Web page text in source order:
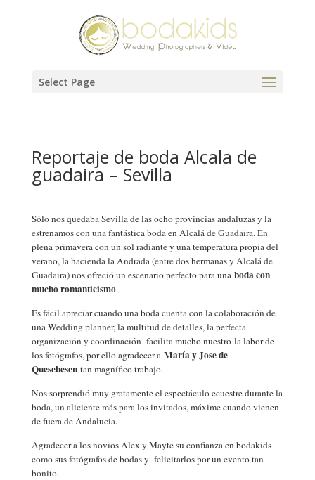
Select Page
Reportaje de boda Alcala de
guadaira – Sevilla
Sólo nos quedaba Sevilla de las ocho provincias andaluzas y la
estrenamos con una fantástica boda en Alcalá de Guadaira. En
plena primavera con un sol radiante y una temperatura propia del
verano, la hacienda la Andrada (entre dos hermanas y Alcalá de
Guadaira) nos ofreció un escenario perfecto para una boda con
mucho romanticismo.
Es fácil apreciar cuando una boda cuenta con la colaboración de
una Wedding planner, la multitud de detalles, la perfecta
organización y coordinación facilita mucho nuestro la labor de
los fotógrafos, por ello agradecer a María y Jose de
Quesebesen tan magnífico trabajo.
Nos sorprendió muy gratamente el espectáculo ecuestre durante la
boda, un aliciente más para los invitados, máxime cuando vienen
de fuera de Andalucia.
Agradecer a los novios Alex y Mayte su confianza en bodakids
como sus fotógrafos de bodas y felicitarlos por un evento tan
bonito.